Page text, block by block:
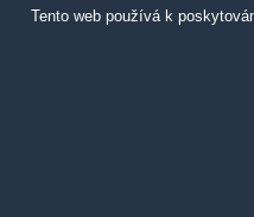
Tento web používá k